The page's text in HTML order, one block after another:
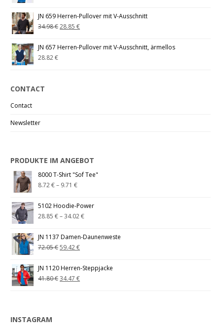
JN 659 Herren-Pullover mit V-Ausschnitt
34.98€28.85€
JN 657 Herren-Pullover mit V-Ausschnitt, ärmellos
28.82€
CONTACT
Contact
Newsletter
PRODUKTE IM ANGEBOT
8000 T-Shirt "Sof Tee"
8.72€– 9.71€
5102 Hoodie-Power
28.85€–34.02€
JN 1137 Damen-Daunenweste
72.05€59.42€
JN 1120 Herren-Steppjacke
41.80€34.47€
INSTAGRAM